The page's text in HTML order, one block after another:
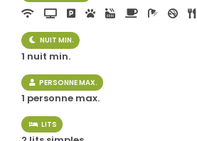
NUIT MIN.
1 nuit min.
PERSONNE MAX.
1 personne max.
LITS